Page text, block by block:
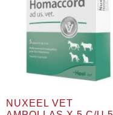
NUXEEL VET